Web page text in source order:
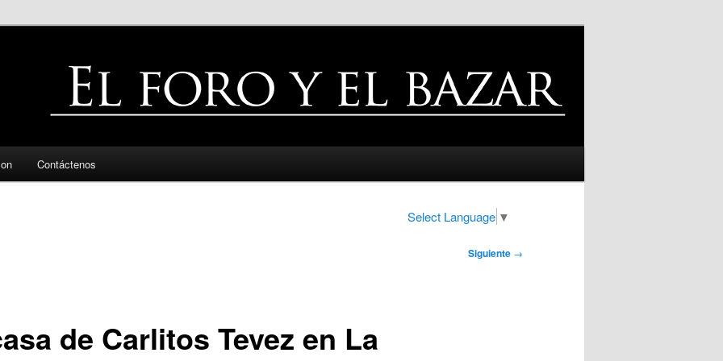
Contáctenos
Select Language ▼
Siguiente →
de Carlitos Tevez en La